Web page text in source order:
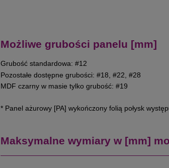
Możliwe grubości panelu [mm]
Grubość standardowa: #12
Pozostałe dostępne grubości: #18, #22, #28
MDF czarny w masie tylko grubość: #19
* Panel ażurowy [PA] wykończony folią połysk
Maksymalne wymiary w [mm]